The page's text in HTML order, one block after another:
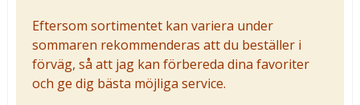
Eftersom sortimentet kan variera under
sommaren rekommenderas att du beställer i
förväg, så att jag kan förbereda dina favoriter
och ge dig bästa möjliga service.